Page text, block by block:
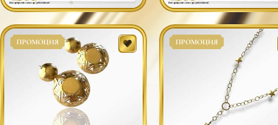
ПРОМОЦИЯ ПРОМОЦИЯ